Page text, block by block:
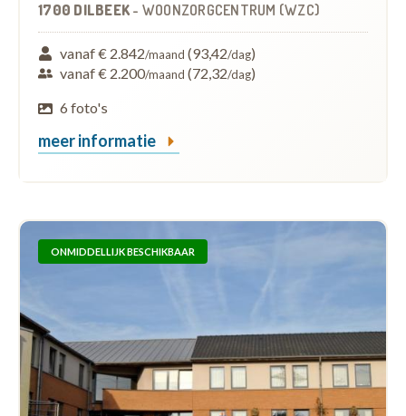
1700 DILBEEK- WOONZORGCENTRUM (WZC)
vanaf € 2.842/maand (93,42/dag)
vanaf € 2.200/maand (72,32/dag)
6 foto's
meer informatie
ONMIDDELLIJK BESCHIKBAAR